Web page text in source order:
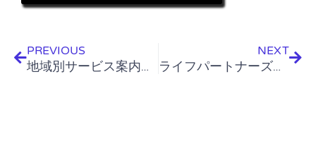
PREVIOUS
地域別サービス案内｜よくあるご質問
NEXT
ライフパートナーズ札幌 外部掲載サイト一覧